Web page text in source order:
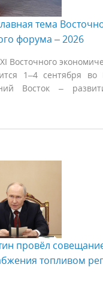
тема
форума – 2026
Восточного
1–4 сентября во
Восток –
провёл
топливом